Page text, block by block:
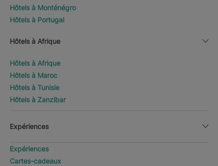
Hôtels à Monténégro
Hôtels à Portugal
Hôtels à Afrique
Hôtels à Afrique
Hôtels à Maroc
Hôtels à Tunisie
Hôtels à Zanzibar
Expériences
Expériences
Cartes-cadeaux